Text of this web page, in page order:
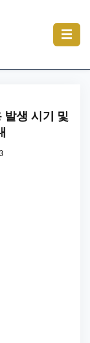
☰
발생 시기 및